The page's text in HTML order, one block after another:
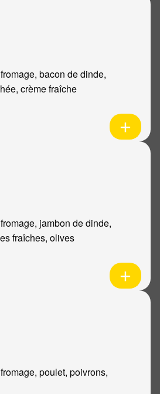
bacon de dinde,
crème fraîche
jambon de dinde,
fraîches, olives
poulet, poivrons,